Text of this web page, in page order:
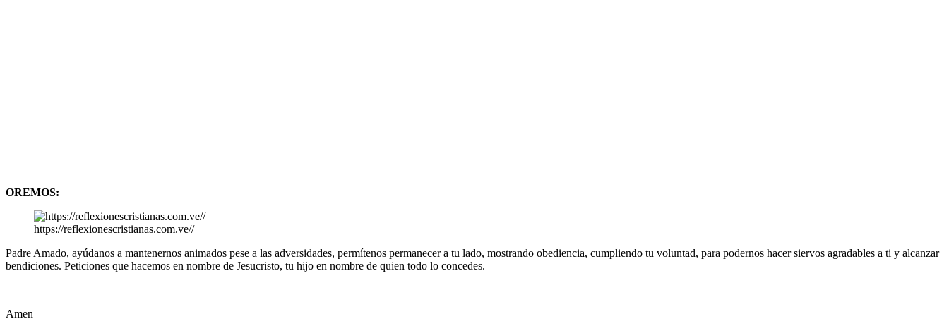
OREMOS:
https://reflexionescristianas.com.ve//
Padre Amado, ayúdanos a mantenernos animados pese a las adversidades, permítenos permanecer a tu lado, mostrando obediencia, cumpliendo tu voluntad, para podernos hacer siervos agradables a ti y alcanzar
bendiciones. Peticiones que hacemos en nombre de Jesucristo, tu hijo en nombre de quien todo lo concedes.
Amen